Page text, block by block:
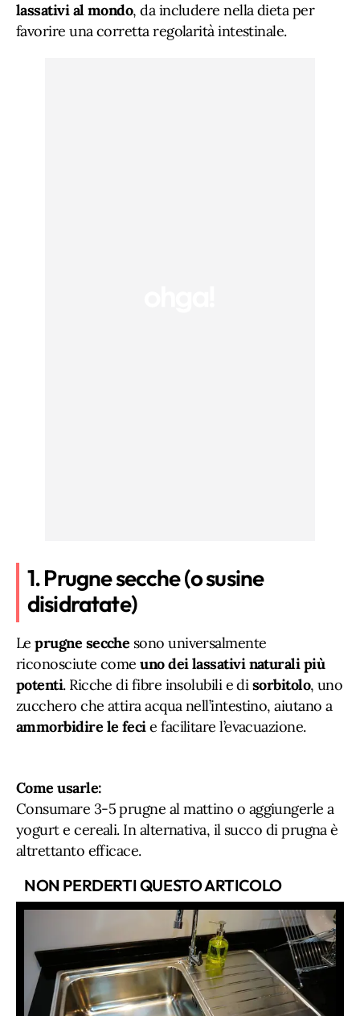
lassativi al mondo, da includere nella dieta per
favorire una corretta regolarità intestinale.
1. Prugne secche (o susine
disidratate)
Leprugne secche sono universalmente
riconosciute comeuno dei lassativi naturali più
potenti. Ricche di fibre insolubili e disorbitolo, uno
zucchero che attira acqua nell’intestino, aiutano a
ammorbidire le fecie facilitare l’evacuazione.
Come usarle:
Consumare 3-5 prugne al mattino o aggiungerle a
yogurt e cereali. In alternativa, il succo di prugna è
altrettanto efficace.
NON PERDERTI QUESTO ARTICOLO